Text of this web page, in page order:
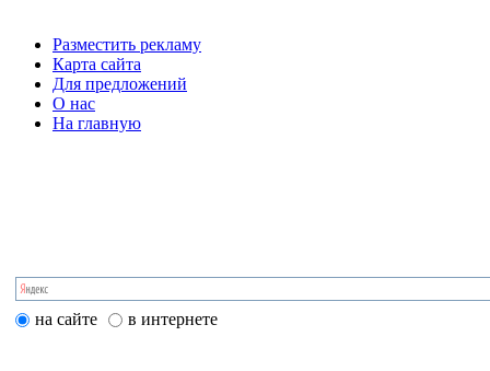
Разместить рекламу
Карта сайта
Для предложений
О нас
На главную
на сайте в интернете